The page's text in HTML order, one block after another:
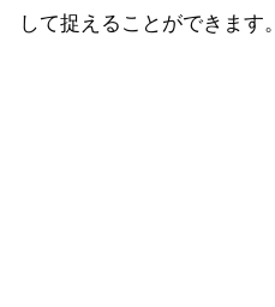
して捉えることができます。